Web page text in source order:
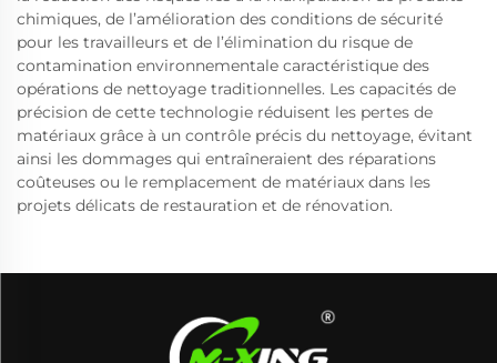
chimiques, de l’amélioration des conditions de sécurité
pour les travailleurs et de l’élimination du risque de
contamination environnementale caractéristique des
opérations de nettoyage traditionnelles. Les capacités de
précision de cette technologie réduisent les pertes de
matériaux grâce à un contrôle précis du nettoyage, évitant
ainsi les dommages qui entraîneraient des réparations
coûteuses ou le remplacement de matériaux dans les
projets délicats de restauration et de rénovation.